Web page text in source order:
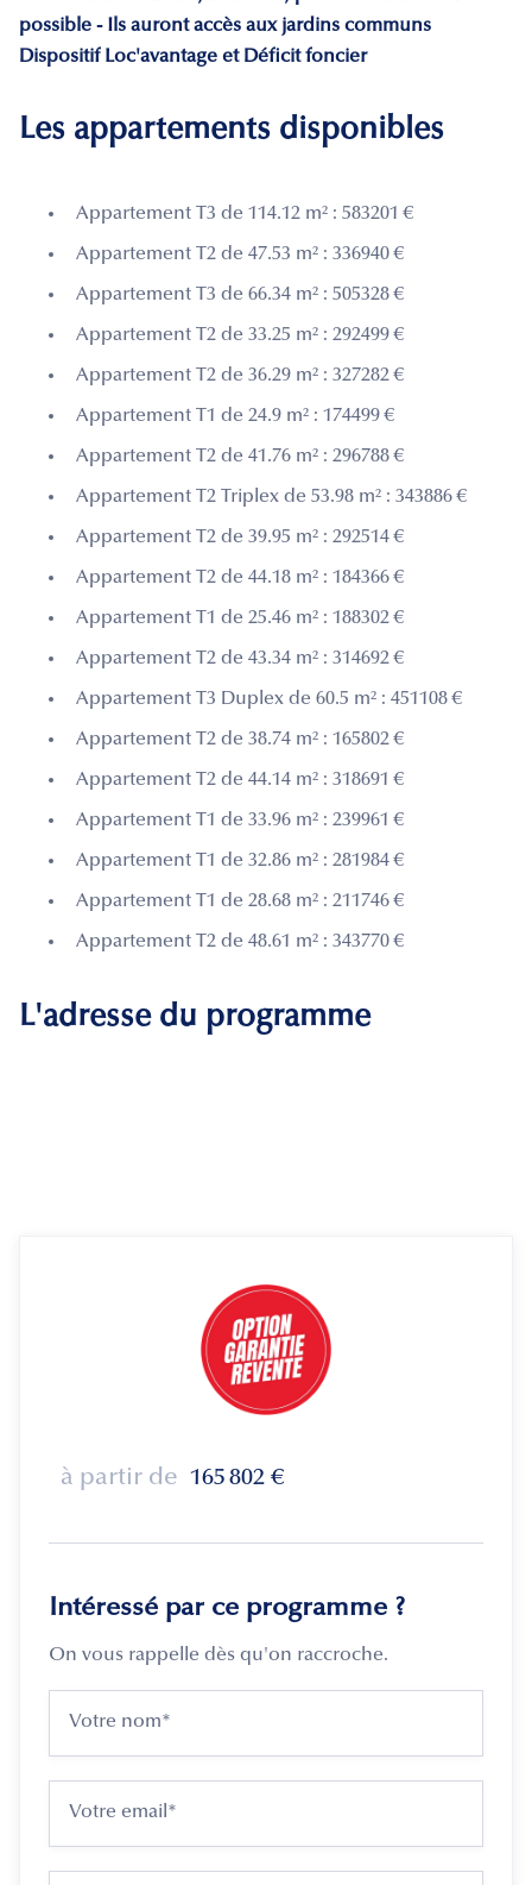
possible - Ils auront accès aux jardins communs
Dispositif Loc'avantage et Déficit foncier
Les appartements disponibles
Appartement T3 de 114.12 m² : 583201 €
Appartement T2 de 47.53 m² : 336940 €
Appartement T3 de 66.34 m² : 505328 €
Appartement T2 de 33.25 m² : 292499 €
Appartement T2 de 36.29 m² : 327282 €
Appartement T1 de 24.9 m² : 174499 €
Appartement T2 de 41.76 m² : 296788 €
Appartement T2 Triplex de 53.98 m² : 343886 €
Appartement T2 de 39.95 m² : 292514 €
Appartement T2 de 44.18 m² : 184366 €
Appartement T1 de 25.46 m² : 188302 €
Appartement T2 de 43.34 m² : 314692 €
Appartement T3 Duplex de 60.5 m² : 451108 €
Appartement T2 de 38.74 m² : 165802 €
Appartement T2 de 44.14 m² : 318691 €
Appartement T1 de 33.96 m² : 239961 €
Appartement T1 de 32.86 m² : 281984 €
Appartement T1 de 28.68 m² : 211746 €
Appartement T2 de 48.61 m² : 343770 €
L'adresse du programme
à partir de 165 802 €
Intéressé par ce programme ?
On vous rappelle dès qu'on raccroche.